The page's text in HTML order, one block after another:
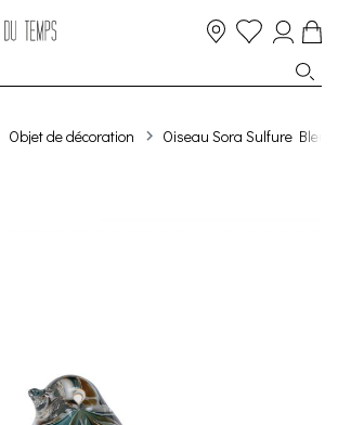
Objet de décoration Oiseau Sora Sulfure Bleu